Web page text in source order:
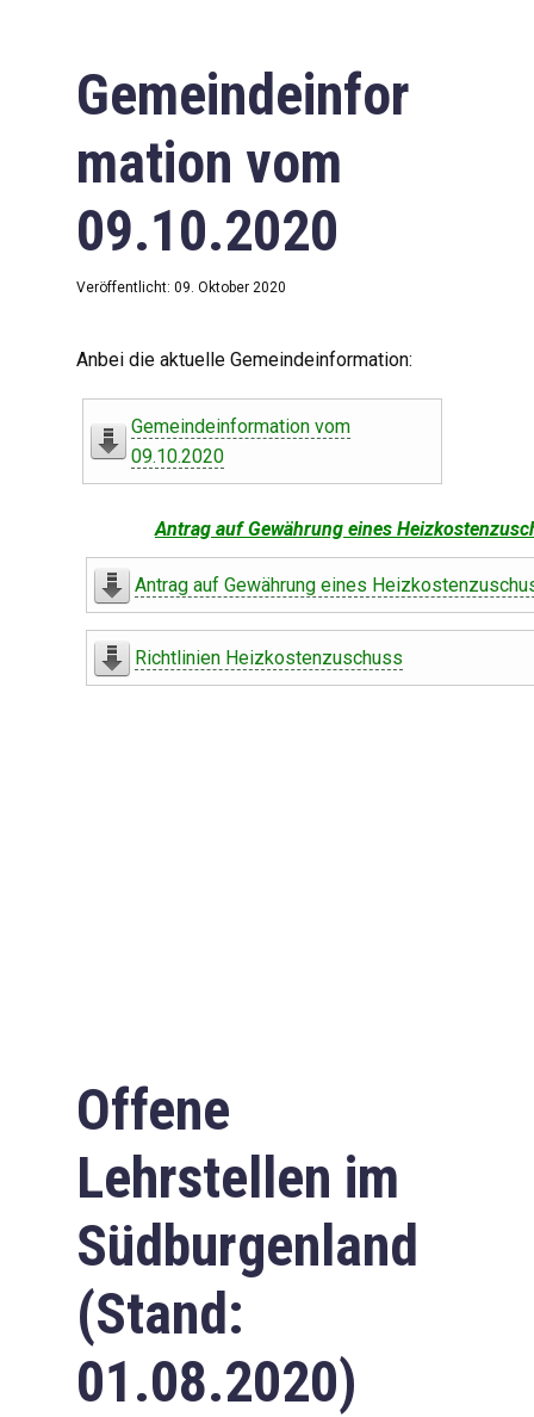
Gemeindeinfor
mation vom
09.10.2020
Veröffentlicht: 09. Oktober 2020
Anbei die aktuelle Gemeindeinformation:
Gemeindeinformation vom
09.10.2020
Antrag auf Gewährung eines
Antrag auf Gewährung eines
Richtlinien Heizkostenzuschuss
Offene
Lehrstellen im
Südburgenland
(Stand:
01.08.2020)